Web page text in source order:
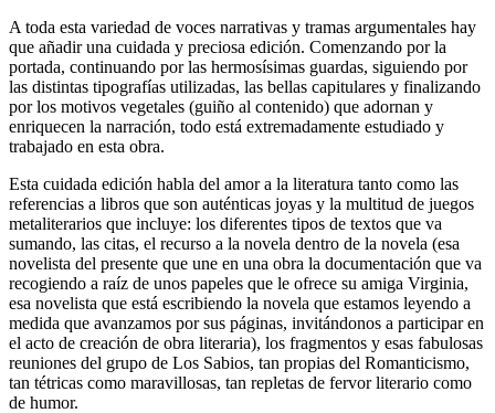
A toda esta variedad de voces narrativas y tramas argumentales hay
que añadir una cuidada y preciosa edición. Comenzando por la
portada, continuando por las hermosísimas guardas, siguiendo por
las distintas tipografías utilizadas, las bellas capitulares y finalizando
por los motivos vegetales (guiño al contenido) que adornan y
enriquecen la narración, todo está extremadamente estudiado y
trabajado en esta obra.
Esta cuidada edición habla del amor a la literatura tanto como las
referencias a libros que son auténticas joyas y la multitud de juegos
metaliterarios que incluye: los diferentes tipos de textos que va
sumando, las citas, el recurso a la novela dentro de la novela (esa
novelista del presente que une en una obra la documentación que va
recogiendo a raíz de unos papeles que le ofrece su amiga Virginia,
esa novelista que está escribiendo la novela que estamos leyendo a
medida que avanzamos por sus páginas, invitándonos a participar en
el acto de creación de obra literaria), los fragmentos y esas fabulosas
reuniones del grupo de Los Sabios, tan propias del Romanticismo,
tan tétricas como maravillosas, tan repletas de fervor literario como
de humor.